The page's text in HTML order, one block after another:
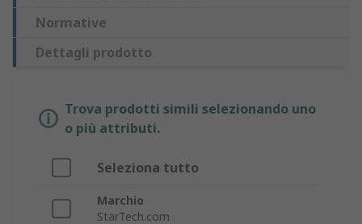
Normative
Dettagli prodotto
Trova prodotti simili selezionando uno
o più attributi.
Seleziona tutto
Marchio
StarTech.com